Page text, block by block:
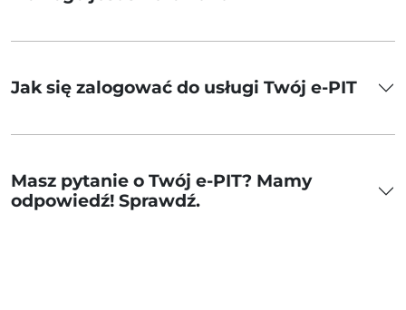
Jak się zalogować do usługi Twój e-PIT
Masz pytanie o Twój e-PIT? Mamy
odpowiedź! Sprawdź.